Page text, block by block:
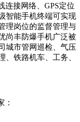
连接网络、GPS定位
智能手机终端可实现
理岗位的监督管理与
尚丰防爆手机广泛被
城市管网巡检、气压
、铁路机车、工务、
：